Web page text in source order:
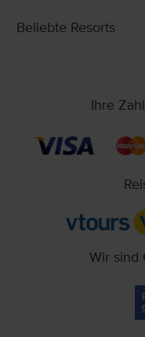
Beliebte Resorts
Ihre
Wir sind